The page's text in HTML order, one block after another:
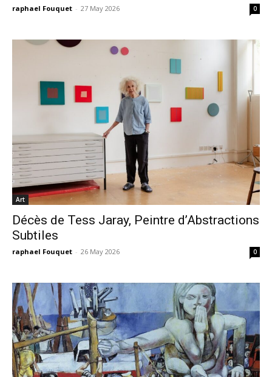
raphael Fouquet - 27 May 2026 0
Art
Décès de Tess Jaray, Peintre d’Abstractions
Subtiles
raphael Fouquet - 26 May 2026 0